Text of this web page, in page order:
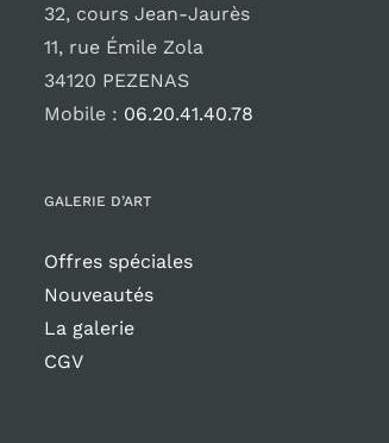
32, cours Jean-Jaurès
11, rue Émile Zola
34120 PEZENAS
Mobile : 06.20.41.40.78
GALERIE D’ART
Offres spéciales
Nouveautés
La galerie
CGV